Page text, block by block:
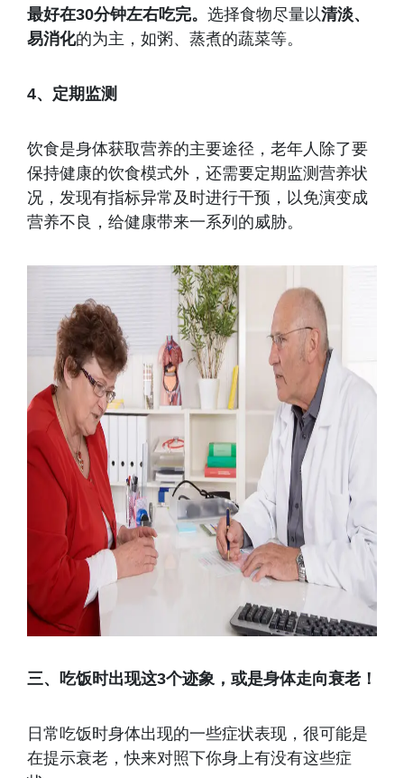
最好在30分钟左右吃完。 选择食物尽量以清淡、
易消化的为主，如粥、蒸煮的蔬菜等。
4、定期监测
饮食是身体获取营养的主要途径，老年人除了要
保持健康的饮食模式外，还需要定期监测营养状
况，发现有指标异常及时进行干预，以免演变成
营养不良，给健康带来一系列的威胁。
三、吃饭时出现这3个迹象，或是身体走向衰老！
日常吃饭时身体出现的一些症状表现，很可能是
在提示衰老，快来对照下你身上有没有这些症